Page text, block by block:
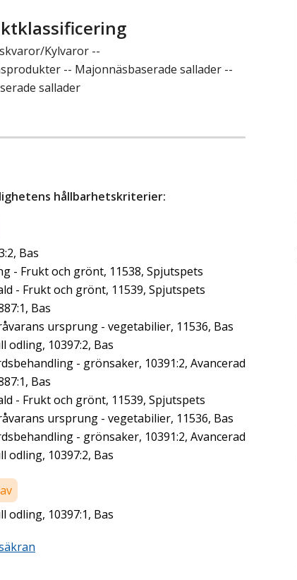
Kylvaror --
-- Majonnäsbaserade sallader --
sallader
hållbarhetskriterier:
Bas
- Frukt och grönt, 11538, Spjutspets
- Frukt och grönt, 11539, Spjutspets
Bas
ursprung - vegetabilier, 11536, Bas
odling, 10397:2, Bas
- grönsaker, 10391:2, Avancerad
Bas
- Frukt och grönt, 11539, Spjutspets
ursprung - vegetabilier, 11536, Bas
- grönsaker, 10391:2, Avancerad
odling, 10397:2, Bas
odling, 10397:1, Bas